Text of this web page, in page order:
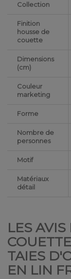
Collection
Finition
housse de
couette
Dimensions
(cm)
Couleur
marketing
Forme
Nombre de
personnes
Motif
Matériaux
détail
LES
TAIES
EN LIN